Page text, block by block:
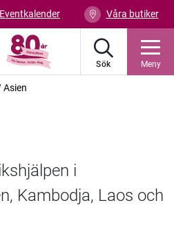
Eventkalender Våra butiker
Sök Meny
Asien
i
Kambodja, Laos och